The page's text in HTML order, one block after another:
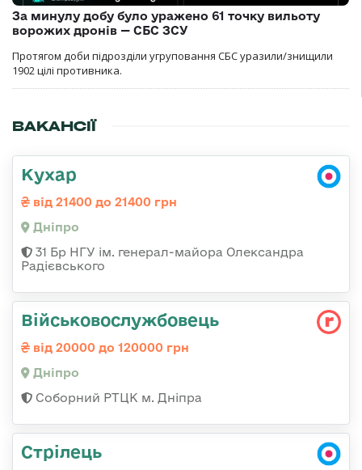
За минулу добу було уражено 61 точку вильоту
ворожих дронів — СБС ЗСУ
Протягом доби підрозділи угруповання СБС уразили/знищили
1902 цілі противника.
ВАКАНСІЇ
Кухар
від 21400 до 21400 грн
Дніпро
31 Бр НГУ ім. генерал-майора Олександра
Радієвського
Військовослужбовець
від 20000 до 120000 грн
Дніпро
Соборний РТЦК м. Дніпра
Стрілець